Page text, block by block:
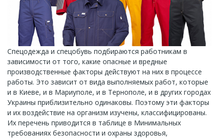
Спецодежда и спецобувь подбираются работникам в
зависимости от того, какие опасные и вредные
производственные факторы действуют на них в процессе
работы. Это зависит от вида выполняемых работ, которые
и в Киеве, и в Мариуполе, и в Тернополе, и в других городах
Украины приблизительно одинаковы. Поэтому эти факторы
и их воздействие на организм изучены, классифицированы.
Их перечень приводится в таблице в Минимальных
требованиях безопасности и охраны здоровья,